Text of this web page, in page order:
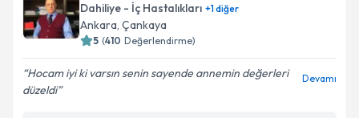
Dahiliye - İç Hastalıkları +1diğer
Ankara, Çankaya
5 (410 Değerlendirme)
Hocam iyi ki varsın senin sayende annemin değerleri
düzeldi
Devamı